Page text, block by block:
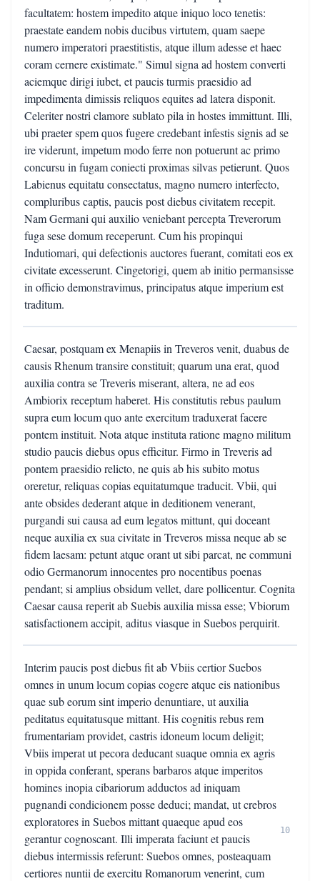
facultatem: hostem impedito atque iniquo loco tenetis:
praestate eandem nobis ducibus virtutem, quam saepe
numero imperatori praestitistis, atque illum adesse et haec
coram cernere existimate." Simul signa ad hostem converti
aciemque dirigi iubet, et paucis turmis praesidio ad
impedimenta dimissis reliquos equites ad latera disponit.
Celeriter nostri clamore sublato pila in hostes immittunt. Illi,
ubi praeter spem quos fugere credebant infestis signis ad se
ire viderunt, impetum modo ferre non potuerunt ac primo
concursu in fugam coniecti proximas silvas petierunt. Quos
Labienus equitatu consectatus, magno numero interfecto,
compluribus captis, paucis post diebus civitatem recepit.
Nam Germani qui auxilio veniebant percepta Treverorum
fuga sese domum receperunt. Cum his propinqui
Indutiomari, qui defectionis auctores fuerant, comitati eos ex
civitate excesserunt. Cingetorigi, quem ab initio permansisse
in officio demonstravimus, principatus atque imperium est
traditum.
Caesar, postquam ex Menapiis in Treveros venit, duabus de
causis Rhenum transire constituit; quarum una erat, quod
auxilia contra se Treveris miserant, altera, ne ad eos
Ambiorix receptum haberet. His constitutis rebus paulum
supra eum locum quo ante exercitum traduxerat facere
pontem instituit. Nota atque instituta ratione magno militum
studio paucis diebus opus efficitur. Firmo in Treveris ad
pontem praesidio relicto, ne quis ab his subito motus
oreretur, reliquas copias equitatumque traducit. Vbii, qui
ante obsides dederant atque in deditionem venerant,
purgandi sui causa ad eum legatos mittunt, qui doceant
neque auxilia ex sua civitate in Treveros missa neque ab se
fidem laesam: petunt atque orant ut sibi parcat, ne communi
odio Germanorum innocentes pro nocentibus poenas
pendant; si amplius obsidum vellet, dare pollicentur. Cognita
Caesar causa reperit ab Suebis auxilia missa esse; Vbiorum
satisfactionem accipit, aditus viasque in Suebos perquirit.
Interim paucis post diebus fit ab Vbiis certior Suebos
omnes in unum locum copias cogere atque eis nationibus
quae sub eorum sint imperio denuntiare, ut auxilia
peditatus equitatusque mittant. His cognitis rebus rem
frumentariam providet, castris idoneum locum deligit;
Vbiis imperat ut pecora deducant suaque omnia ex agris
in oppida conferant, sperans barbaros atque imperitos
homines inopia cibariorum adductos ad iniquam
pugnandi condicionem posse deduci; mandat, ut crebros
exploratores in Suebos mittant quaeque apud eos
gerantur cognoscant. Illi imperata faciunt et paucis
diebus intermissis referunt: Suebos omnes, posteaquam
certiores nuntii de exercitu Romanorum venerint, cum
10